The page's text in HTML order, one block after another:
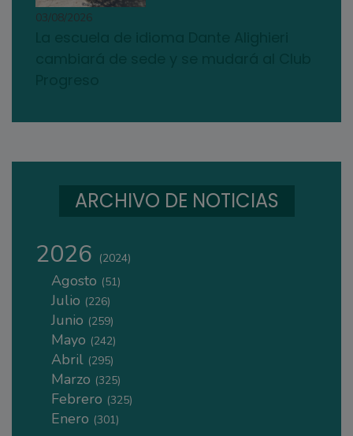
03/08/2026
ARCHIVO DE NOTICIAS
2026 (2024)
Agosto (51)
Julio (226)
Junio (259)
Mayo (242)
Abril (295)
Marzo (325)
Febrero (325)
Enero (301)